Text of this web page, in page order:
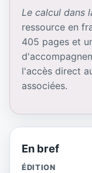
Le calcul dans
ressource en
405 pages et
l'accès direct
associées.
En bref
ÉDITION